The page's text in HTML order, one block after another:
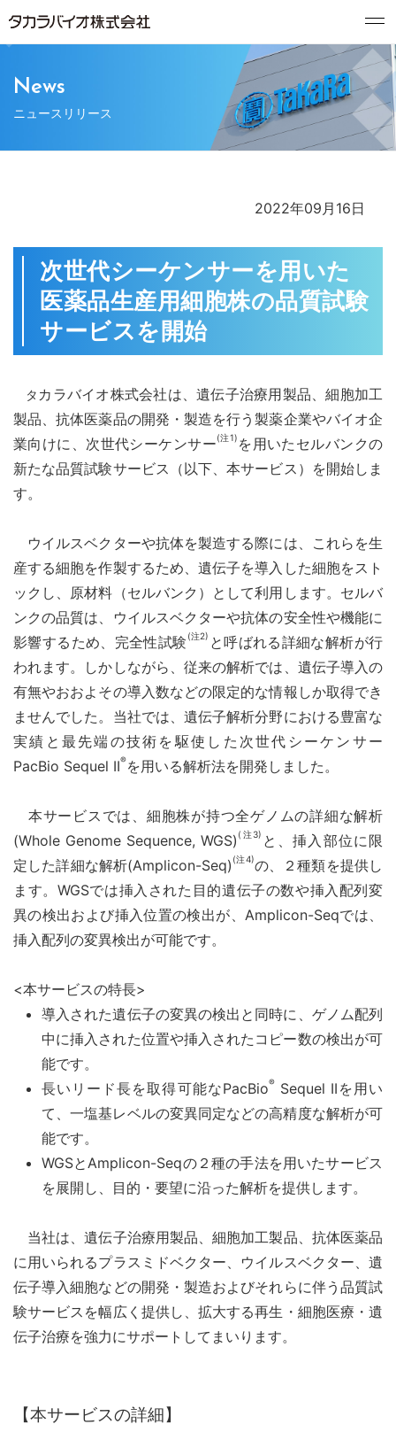
News
ニュースリリース
2022年09月16日
次世代シーケンサーを用いた
医薬品生産用細胞株の品質試験
サービスを開始
タ カラバイオ株式会社は、遺伝子治療用製品、細胞加工
製品、抗体医薬品の開発・製造を行う製薬企業やバイオ企
業向けに、次世代シーケンサー(注1) を用いたセルバンクの
新たな品質試験サービス（以下、本サービス）を開始しま
す。
ウイルスベクターや抗体を製造する際には、これらを生
産する細胞を作製するため、遺伝子を導入した細胞をスト
ックし、原材料（セルバンク）として利用します。セルバ
ンクの品質は、ウイルスベクターや抗体の安全性や機能に
影響するため、完全性試験 (注2) と呼ばれる詳細な解析が行
われます。しかしながら、従来の解析では、遺伝子導入の
有無やおおよその導入数などの限定的な情報しか取得でき
ませんでした。当社では、遺伝子解析分野における豊富な
実績と最先端の技術を駆使した次世代シーケンサー
PacBio Sequel II®を用いる解析法を開発しました。
本サービスでは、細胞株が持つ全ゲノムの詳細な解析
(Whole Genome Sequence, WGS) (注3) と、挿入部位に限
定した詳細な解析(Amplicon-Seq) (注4)の、２種類を提供し
ます。WGSでは挿入された目的遺伝子の数や挿入配列変
異の検出および挿入位置の検出が、Amplicon-Seqでは、
挿入配列の変異検出が可能です。
<本サービスの特長>
導入された遺伝子の変異の検出と同時に、ゲノム配列
中に挿入された位置や挿入 されたコピー数の検出が可
能です。
長いリード長を取得可能なPacBio®
Sequel IIを用い
て、一塩基レベルの変異同定などの高精度な解析が可
能です。
WGSとAmplicon-Seqの２種の手法を用いたサービス
を展開し、目的・要望に沿った解析を提供します。
当社は、遺伝子治療用製品、細胞加工製品、抗体医薬品
に用いられるプラスミドベクター、ウイルスベクター、遺
伝子導入細胞などの開発・製造およびそれらに伴う品質試
験サービスを幅広く提供し、拡大する再生・細胞医療・遺
伝子治療を強力にサポートしてまいります。
【本サービスの詳細】